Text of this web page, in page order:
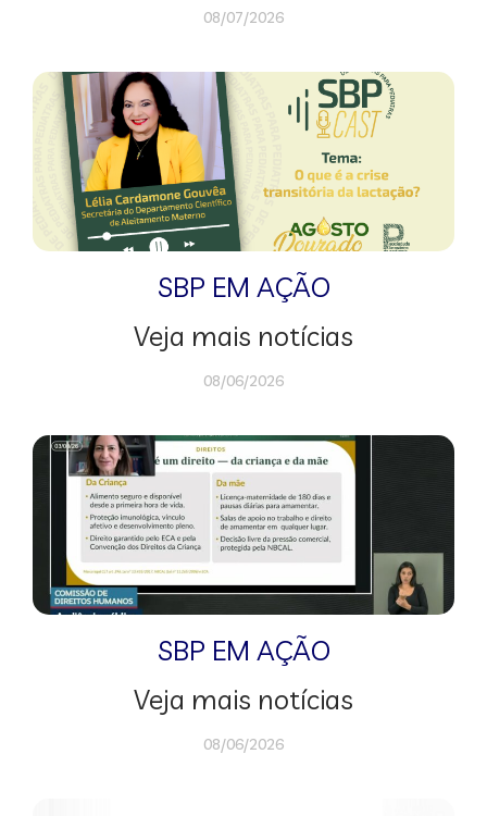
08/07/2026
SBP EM AÇÃO
Veja mais notícias
08/06/2026
SBP EM AÇÃO
Veja mais notícias
08/06/2026